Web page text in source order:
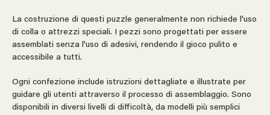
La costruzione di questi puzzle generalmente non richiede l'uso
di colla o attrezzi speciali. I pezzi sono progettati per essere
assemblati senza l'uso di adesivi, rendendo il gioco pulito e
accessibile a tutti.
Ogni confezione include istruzioni dettagliate e illustrate per
guidare gli utenti attraverso il processo di assemblaggio. Sono
disponibili in diversi livelli di difficoltà, da modelli più semplici